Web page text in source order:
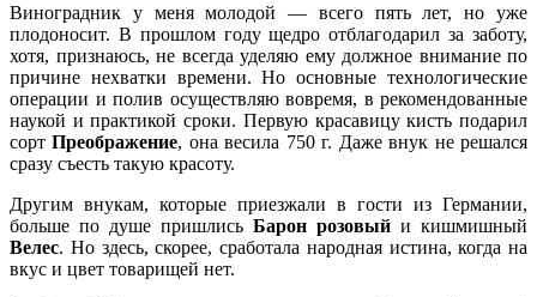
Виноградник у меня молодой — всего пять лет, но уже
плодоносит. В прошлом году щедро отблагодарил за заботу,
хотя, признаюсь, не всегда уделяю ему должное внимание по
причине нехватки времени. Но основные технологические
операции и полив осуществляю вовремя, в рекомендованные
наукой и практикой сроки. Первую красавицу кисть подарил
сортПреображение, она весила 750 г. Даже внук не решался
сразу съесть такую красоту.
Другим внукам, которые приезжали в гости из Германии,
больше по душе пришлись Барон розовый и кишмишный
Велес. Но здесь, скорее, сработала народная истина, когда на
вкус и цвет товарищей нет.